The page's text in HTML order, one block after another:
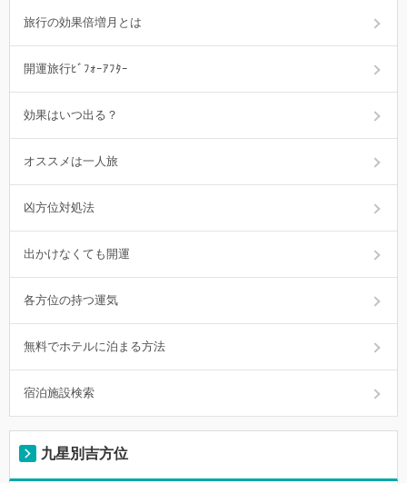
旅行の効果倍増月とは
開運旅行ﾋﾞﾌｫｰｱﾌﾀｰ
効果はいつ出る？
オススメは一人旅
凶方位対処法
出かけなくても開運
各方位の持つ運気
無料でホテルに泊まる方法
宿泊施設検索
九星別吉方位